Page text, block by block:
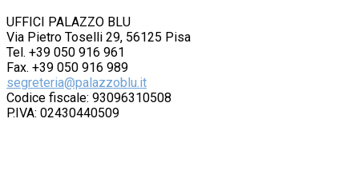
UFFICI PALAZZO BLU
Via Pietro Toselli 29, 56125 Pisa
Tel. +39 050 916 961
Fax. +39 050 916 989
segreteria@palazzoblu.it
Codice fiscale: 93096310508
P.IVA: 02430440509